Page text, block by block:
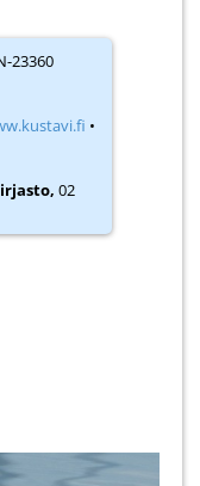
23360
•
02